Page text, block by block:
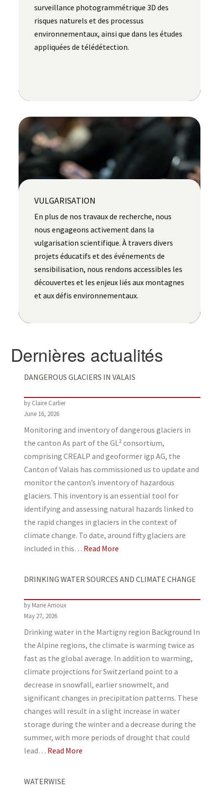
surveillance photogrammétrique 3D des
risques naturels et des processus
environnementaux, ainsi que dans les études
appliquées de télédétection.
VULGARISATION
En plus de nos travaux de recherche, nous
nous engageons activement dans la
vulgarisation scientifique. À travers divers
projets éducatifs et des événements de
sensibilisation, nous rendons accessibles les
découvertes et les enjeux liés aux montagnes
et aux défis environnementaux.
Dernières actualités
DANGEROUS GLACIERS IN VALAIS
by Claire Carlier
June 16, 2026
Monitoring and inventory of dangerous glaciers in
the canton As part of the GL² consortium,
comprising CREALP and geoformer igp AG, the
Canton of Valais has commissioned us to update and
monitor the canton’s inventory of hazardous
glaciers. This inventory is an essential tool for
identifying and assessing natural hazards linked to
the rapid changes in glaciers in the context of
climate change. To date, around fifty glaciers are
included in this… Read More
DRINKING WATER SOURCES AND CLIMATE CHANGE
by Marie Arnoux
May 27, 2026
Drinking water in the Martigny region Background In
the Alpine regions, the climate is warming twice as
fast as the global average. In addition to warming,
climate projections for Switzerland point to a
decrease in snowfall, earlier snowmelt, and
significant changes in precipitation patterns. These
changes will result in a slight increase in water
storage during the winter and a decrease during the
summer, with more periods of drought that could
lead… Read More
WATERWISE